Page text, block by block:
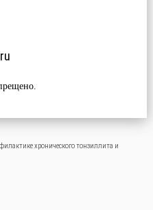
хронического тонзиллита и